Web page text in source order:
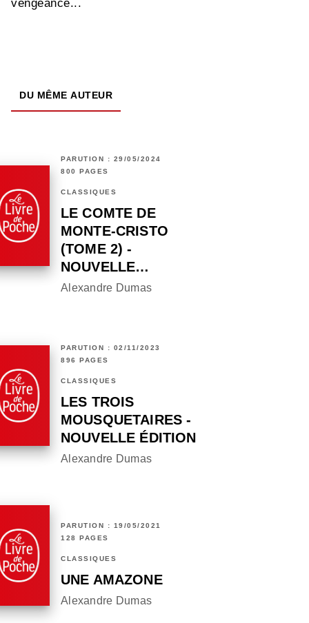
vengeance...
DU MÊME AUTEUR
PARUTION : 29/05/2024
800 PAGES
CLASSIQUES
LE COMTE DE
MONTE-CRISTO
(TOME 2) -
NOUVELLE…
Alexandre Dumas
PARUTION : 02/11/2023
896 PAGES
CLASSIQUES
LES TROIS
MOUSQUETAIRES -
NOUVELLE ÉDITION
Alexandre Dumas
PARUTION : 19/05/2021
128 PAGES
CLASSIQUES
UNE AMAZONE
Alexandre Dumas